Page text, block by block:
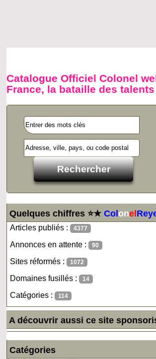
Catalogue Officiel Colonel
France, la bataille des
Quelques chiffres ⭐★Colonel
Articles publiés : 4377
Annonces en attente : 90
Sites réformés : 1072
Domaines fusillés : 14
Catégories : 114
A découvrir aussi ce site
Catégories